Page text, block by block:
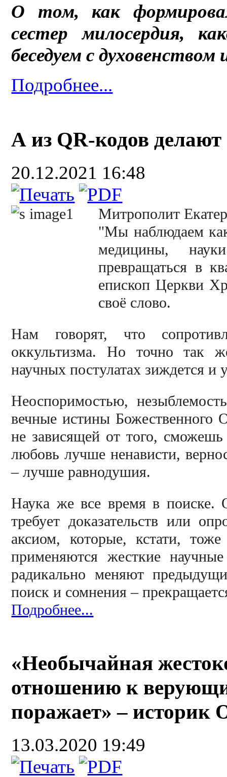
О том, как
сестер милосердия,
беседуем с
Подробнее...
А из QR-кодов
20.12.2021 16:48
Митрополит
"Мы наблюдаем
медицины,
превращаться в
епископ Церкви
своё слово.
Нам говорят, что
оккультизма. Но точно так
научных постулатах зиждется и
Неоспоримостью,
вечные истины Божественного
не зависящей от того,
любовь лучше ненависти,
– лучше равнодушия.
Наука же все время в поиске.
требует доказательств или
аксиом, которые, кстати,
применяются жесткие
радикально меняют
поиск и сомнения –
Подробнее...
«Необычайная
отношению к
поражает» – историк
13.03.2020 19:49